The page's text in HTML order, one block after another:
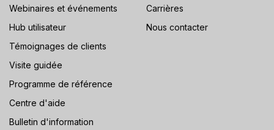
Webinaires et événements
Hub utilisateur
Témoignages de clients
Visite guidée
Programme de référence
Centre d'aide
Bulletin d'information
Carrières
Nous contacter